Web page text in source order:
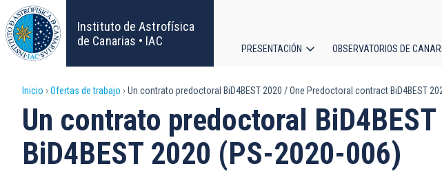
Pasar
al
contenido
principal
Instituto de Astrofísica
de Canarias • IAC
principal
PRESENTACIÓN OBSERVATORIOS DE
Sobrescribir
enlaces
de
Inicio Ofertas de trabajo Un contrato predoctoral BiD4BEST 2020 / One Predoctoral contract BiD4BEST
Un contrato predoctoral
BiD4BEST 2020 (PS-2020-006)